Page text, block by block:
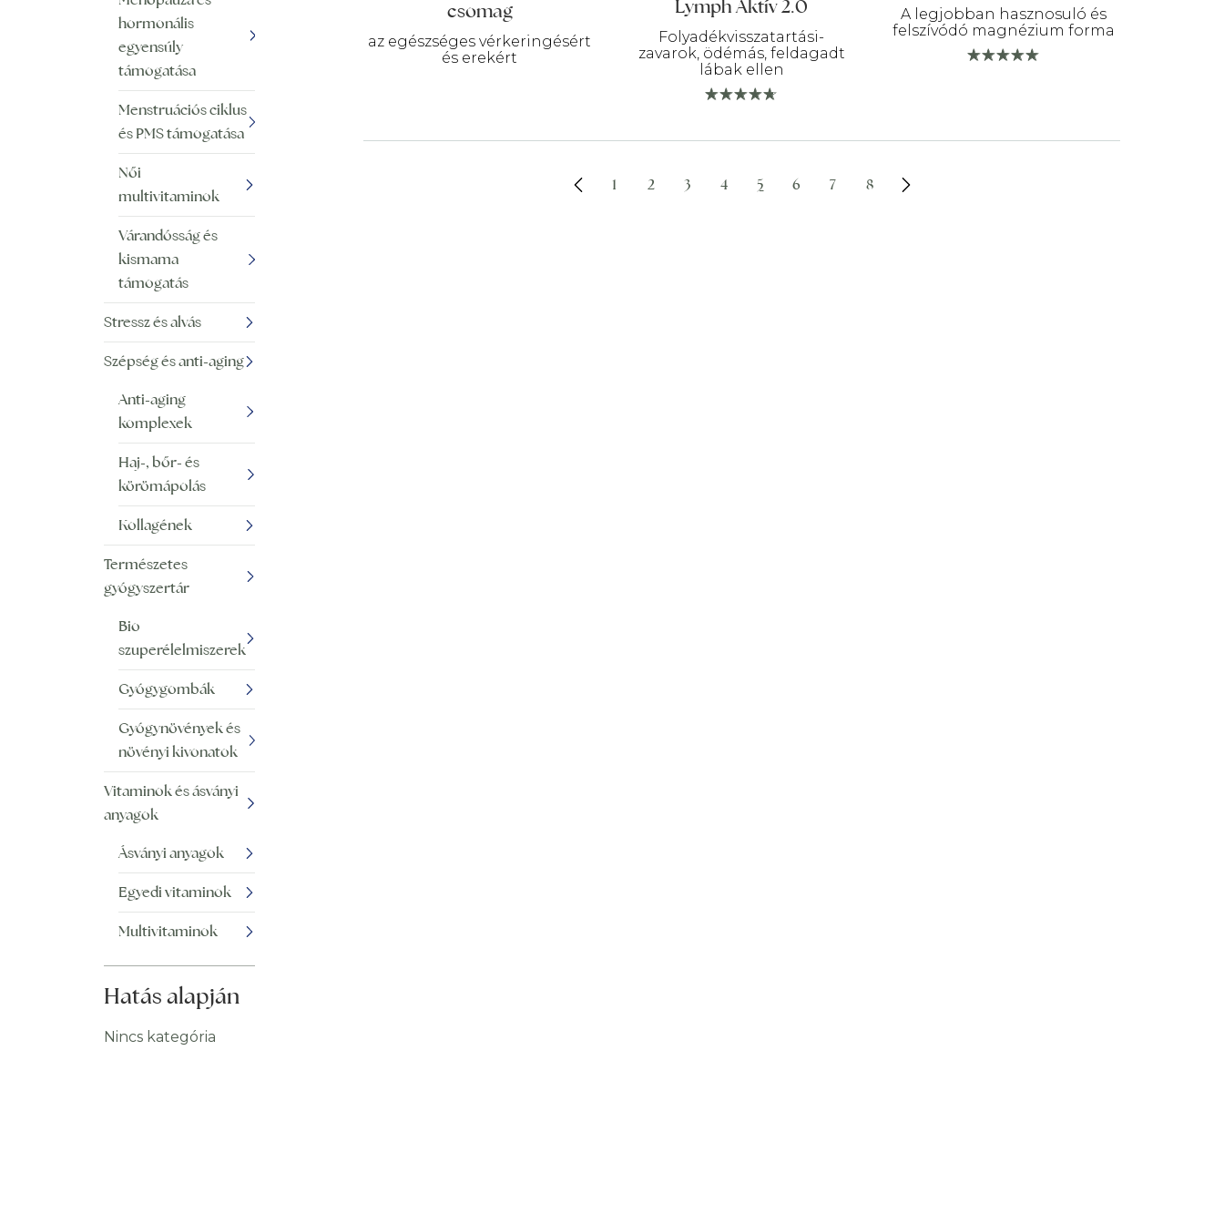
csomag
az egészséges vérkeringésért
és erekért
Lymph Aktív 2.0
Folyadékvisszatartási-
zavarok, ödémás, feldagadt
lábak ellen
990 Ft.
190 Ft.
A legjobban hasznosuló és
felszívódó magnézium forma
1 2 3 4 5 6 7 8
hormonális
egyensúly
támogatása
Menstruációs ciklus
és PMS támogatása
Női
multivitaminok
Várandósság és
kismama
támogatás
Stressz és alvás
Szépség és anti-aging
Anti-aging
komplexek
Haj-, bőr- és
körömápolás
Kollagének
Természetes
gyógyszertár
Bio
szuperélelmiszerek
Gyógygombák
Gyógynövények és
növényi kivonatok
Vitaminok és ásványi
anyagok
Ásványi anyagok
Egyedi vitaminok
Multivitaminok
Hatás alapján
Nincs kategória